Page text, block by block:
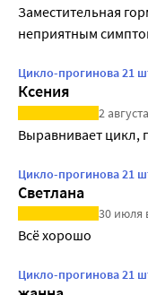
Заместительная
неприятным
Цикло-прогинова 21
Ксения
2
Выравнивает цикл,
Цикло-прогинова 21
Светлана
30 июля
Всё хорошо
Цикло-прогинова 21